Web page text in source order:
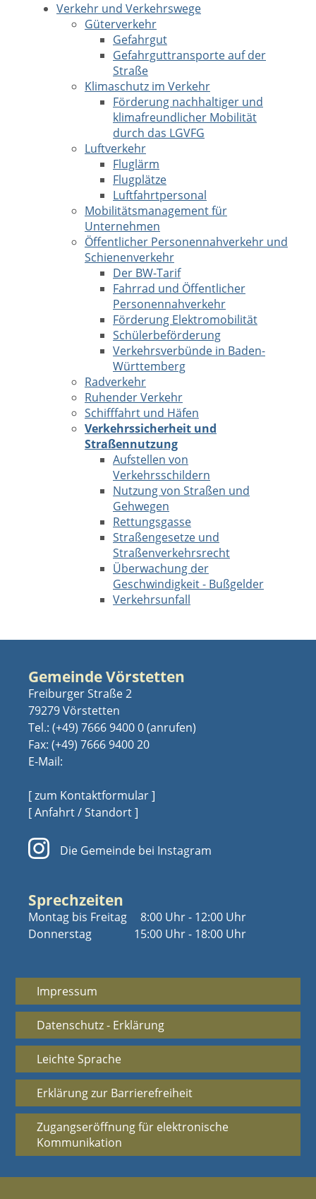
Verkehr und Verkehrswege
Güterverkehr
Gefahrgut
Gefahrguttransporte auf der
Straße
Klimaschutz im Verkehr
Förderung nachhaltiger und
klimafreundlicher Mobilität
durch das LGVFG
Luftverkehr
Fluglärm
Flugplätze
Luftfahrtpersonal
Mobilitätsmanagement für
Unternehmen
Öffentlicher Personennahverkehr und
Schienenverkehr
Der BW-Tarif
Fahrrad und Öffentlicher
Personennahverkehr
Förderung Elektromobilität
Schülerbeförderung
Verkehrsverbünde in Baden-
Württemberg
Radverkehr
Ruhender Verkehr
Schifffahrt und Häfen
Verkehrssicherheit und
Straßennutzung
Aufstellen von
Verkehrsschildern
Nutzung von Straßen und
Gehwegen
Rettungsgasse
Straßengesetze und
Straßenverkehrsrecht
Überwachung der
Geschwindigkeit - Bußgelder
Verkehrsunfall
Gemeinde Vörstetten
Freiburger Straße 2
79279 Vörstetten
Tel.: (+49) 7666 9400 0
Fax: (+49) 7666 9400 20
E-Mail:
[ zum Kontaktformular ]
[ Anfahrt / Standort ]
Die Gemeinde bei Instagram
Sprechzeiten
Montag bis Freitag
Donnerstag
8:00 Uhr - 12:00 Uhr
15:00 Uhr - 18:00 Uhr
Impressum
Datenschutz - Erklärung
Leichte Sprache
Erklärung zur Barrierefreiheit
Zugangseröffnung für elektronische
Kommunikation